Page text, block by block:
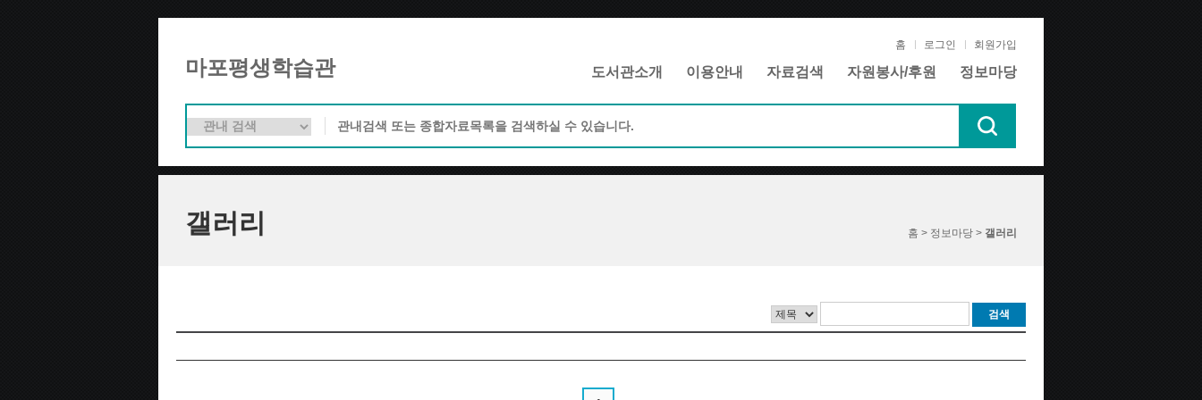
마포평생학습관
홈 로그인 회원가입
도서관소개 이용안내 자료검색 자원봉사/후원 정보마당
갤러리 홈 > 정보마당 > 갤러리
검색